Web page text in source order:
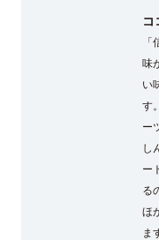
コ
味
い
す
ー
し
ー
る
ほ
ま